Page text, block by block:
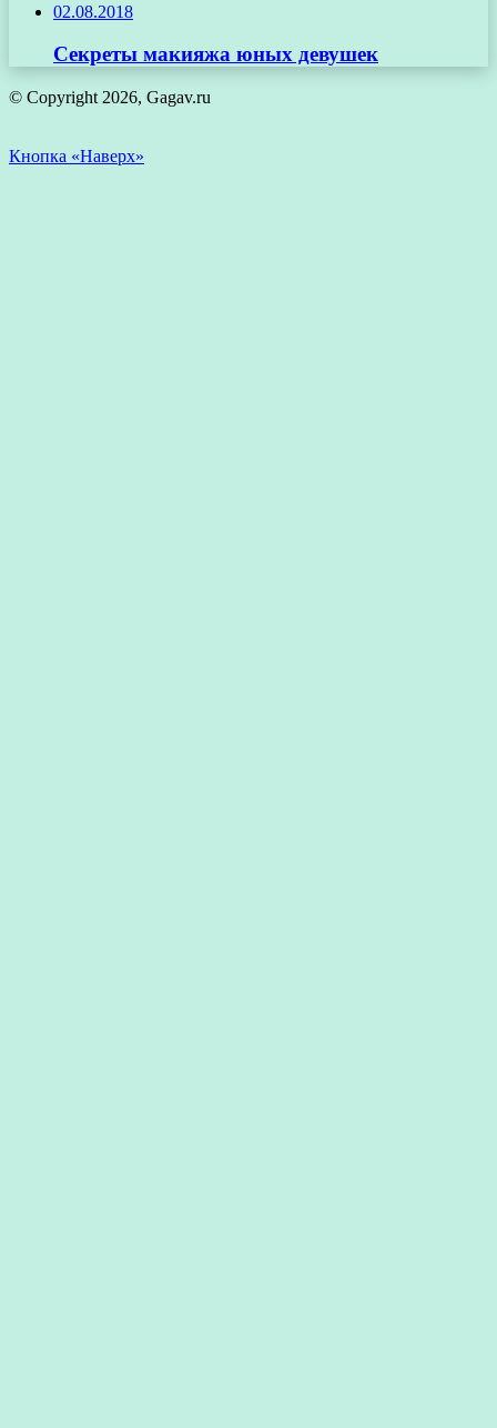
02.08.2018
Секреты макияжа юных девушек
© Copyright 2026, Gagav.ru
Кнопка «Наверх»